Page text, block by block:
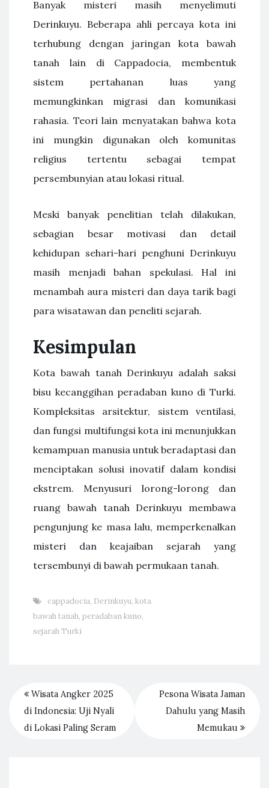
Banyak misteri masih menyelimuti
Derinkuyu. Beberapa ahli percaya kota ini
terhubung dengan jaringan kota bawah
tanah lain di Cappadocia, membentuk
sistem pertahanan luas yang
memungkinkan migrasi dan komunikasi
rahasia. Teori lain menyatakan bahwa kota
ini mungkin digunakan oleh komunitas
religius tertentu sebagai tempat
persembunyian atau lokasi ritual.
Meski banyak penelitian telah dilakukan,
sebagian besar motivasi dan detail
kehidupan sehari-hari penghuni Derinkuyu
masih menjadi bahan spekulasi. Hal ini
menambah aura misteri dan daya tarik bagi
para wisatawan dan peneliti sejarah.
Kesimpulan
Kota bawah tanah Derinkuyu adalah saksi
bisu kecanggihan peradaban kuno di Turki.
Kompleksitas arsitektur, sistem ventilasi,
dan fungsi multifungsi kota ini menunjukkan
kemampuan manusia untuk beradaptasi dan
menciptakan solusi inovatif dalam kondisi
ekstrem. Menyusuri lorong-lorong dan
ruang bawah tanah Derinkuyu membawa
pengunjung ke masa lalu, memperkenalkan
misteri dan keajaiban sejarah yang
tersembunyi di bawah permukaan tanah.
cappadocia, Derinkuyu, kota
bawah tanah, peradaban kuno,
sejarah Turki
Wisata Angker 2025
di Indonesia: Uji Nyali
di Lokasi Paling Seram
Pesona Wisata Jaman
Dahulu yang Masih
Memukau